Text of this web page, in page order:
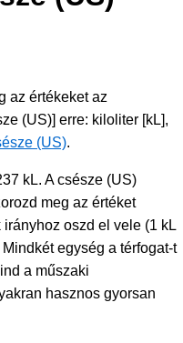
az értékeket az
(US)] erre: kiloliter [kL],
(US).
kL. A csésze (US)
meg az értéket
oszd el vele (1 kL
egység a térfogat-t
a műszaki
hasznos gyorsan